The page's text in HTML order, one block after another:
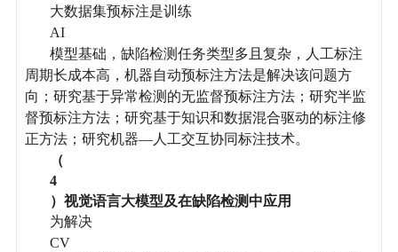
大数据集预标注是训练
AI
模型基础，缺陷检测任务类型多且复杂，人工标注
周期长成本高，机器自动预标注方法是解决该问题方
向；研究基于异常检测的无监督预标注方法；研究半监
督预标注方法；研究基于知识和数据混合驱动的标注修
正方法；研究机器—人工交互协同标注技术。
（
4
）视觉语言大模型及在缺陷检测中应用
为解决
CV